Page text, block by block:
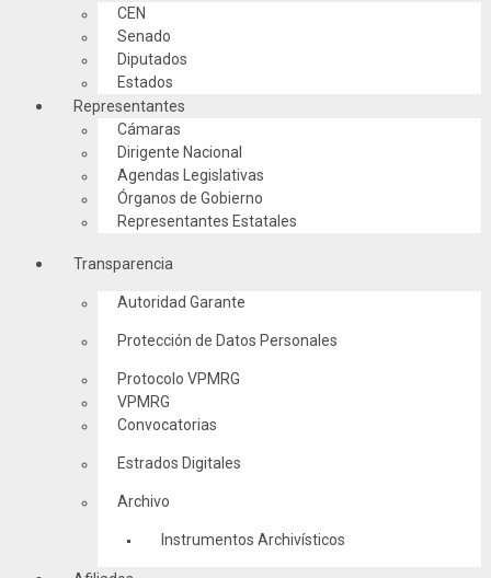
CEN
Senado
Diputados
Estados
Representantes
Cámaras
Dirigente Nacional
Agendas Legislativas
Órganos de Gobierno
Representantes Estatales
Transparencia
Autoridad Garante
Protección de Datos Personales
Protocolo VPMRG
VPMRG
Convocatorias
Estrados Digitales
Archivo
Instrumentos Archivísticos